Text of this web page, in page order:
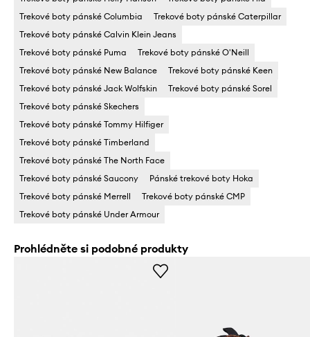
Trekové boty pánské Columbia
Trekové boty pánské Caterpillar
Trekové boty pánské Calvin Klein Jeans
Trekové boty pánské Puma
Trekové boty pánské O'Neill
Trekové boty pánské New Balance
Trekové boty pánské Keen
Trekové boty pánské Jack Wolfskin
Trekové boty pánské Sorel
Trekové boty pánské Skechers
Trekové boty pánské Tommy Hilfiger
Trekové boty pánské Timberland
Trekové boty pánské The North Face
Trekové boty pánské Saucony
Pánské trekové boty Hoka
Trekové boty pánské Merrell
Trekové boty pánské CMP
Trekové boty pánské Under Armour
Prohlédněte si podobné produkty